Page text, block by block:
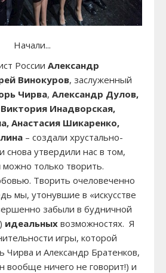
Начали...
России Александр
Винокуров, заслуженный
Чирва, Александр Дулов,
Инадворская,
Анастасия Шикаренко,
– создали хрустально-
снова утвердили нас в том,
можно только творить.
Творить очеловеченно
мы, утонувшие в «искусстве
забыли в будничной
идеальных возможностях. Я
игры, которой
Чирва и Александр Братенков,
вообще ничего не говорит!) и